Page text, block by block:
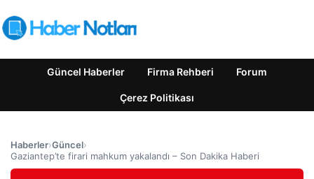
Güncel Haberler Firma Rehberi Forum
Çerez Politikası
Haberler›Güncel›
Gaziantep’te firari mahkum yakalandı – Son Dakika Haberi